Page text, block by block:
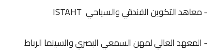
- معاهد التكوين الفندقي والسياحي ISTAHT
- المعهد العالي لمهن السمعي البصري والسينما الرباط